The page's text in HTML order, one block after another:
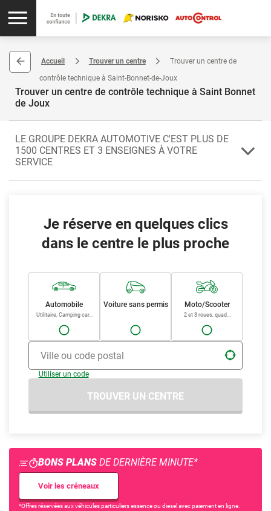
Accueil Trouver un centre
Trouver un centre de
contrôle technique à Saint-Bonnet-de-Joux
Trouver un centre de contrôle technique à Saint Bonnet
de Joux
LE GROUPE DEKRA AUTOMOTIVE C'EST PLUS DE
1500 CENTRES ET 3 ENSEIGNES À VOTRE
SERVICE
France métropolitaine ou dans un département d'Outre mer, vous
trouverez très facilement un centre de contrôle technique DEKRA
NORISKO ou AUTOCONTROL à proximité.
Je réserve en quelques clics
dans le centre le plus proche
Automobile
Utilitaire, Camping car...
Voiture sans permis Moto/Scooter
2 et 3 roues, quad...
Ville ou code postal
Utiliser un code
TROUVER UN CENTRE
BONS PLANS DE DERNIÈRE MINUTE*
Voir les créneaux
*Offres réservées aux véhicules particuliers essence ou diesel avec paiement en ligne.